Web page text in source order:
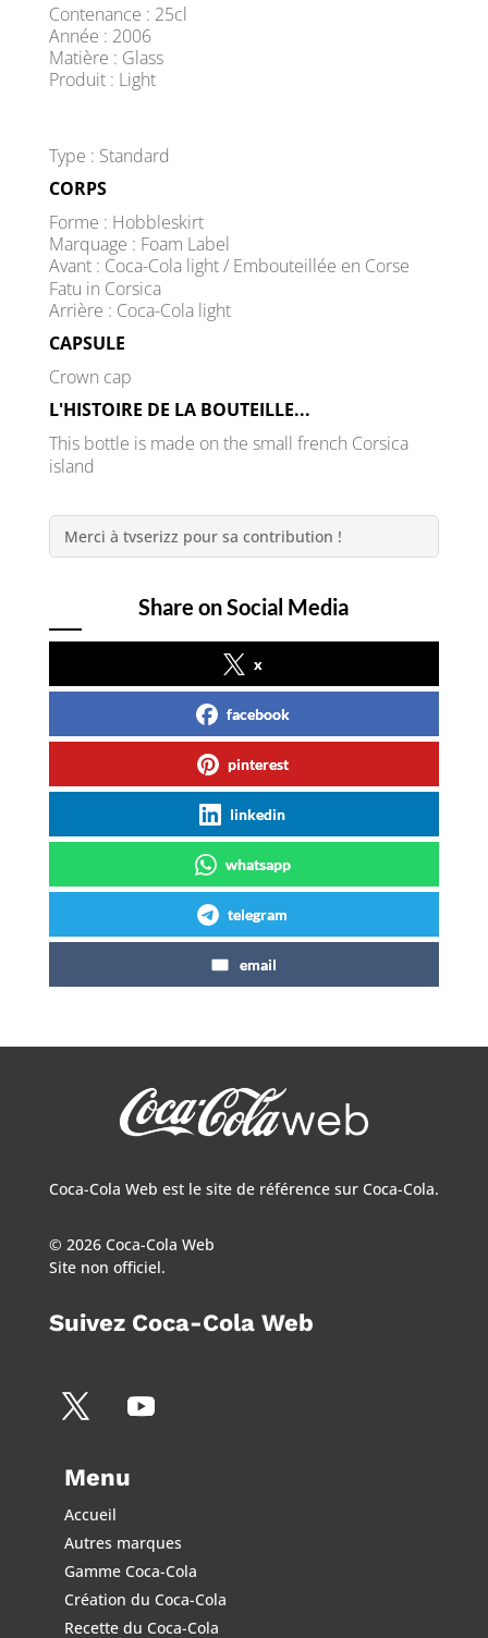
Contenance : 25cl
Année : 2006
Matière : Glass
Produit : Light
Type : Standard
CORPS
Forme : Hobbleskirt
Marquage : Foam Label
Avant : Coca-Cola light / Embouteillée en Corse
Fatu in Corsica
Arrière : Coca-Cola light
CAPSULE
Crown cap
L'HISTOIRE DE LA BOUTEILLE...
This bottle is made on the small french Corsica
island
Merci à tvserizz pour sa contribution !
Share on Social Media
x
facebook
pinterest
linkedin
whatsapp
telegram
email
Coca-Cola Web est le site de référence sur Coca-Cola.
© 2026 Coca-Cola Web
Site non officiel.
Suivez Coca-Cola Web
Menu
Accueil
Autres marques
Gamme Coca-Cola
Création du Coca-Cola
Recette du Coca-Cola